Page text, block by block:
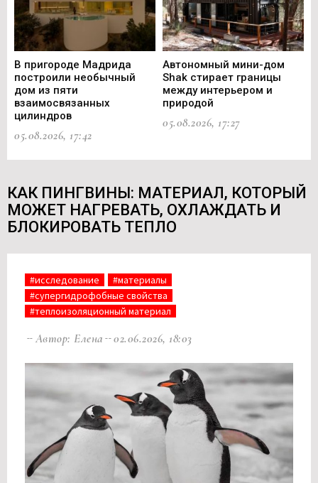
В пригороде Мадрида
построили необычный
дом из пяти
взаимосвязанных
цилиндров
05.08.2026, 17:42
Автономный мини-дом
Shak стирает границы
между интерьером и
природой
05.08.2026, 17:27
КАК ПИНГВИНЫ: МАТЕРИАЛ, КОТОРЫЙ
МОЖЕТ НАГРЕВАТЬ, ОХЛАЖДАТЬ И
БЛОКИРОВАТЬ ТЕПЛО
#исследование
#материалы
#супергидрофобные свойства
#теплоизоляционный материал
Автор: Елена 02.06.2026, 18:03